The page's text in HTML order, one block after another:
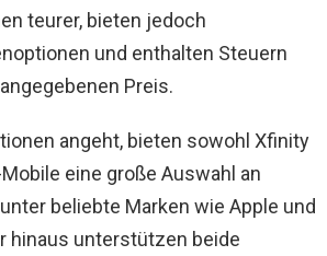
teurer, bieten jedoch
und enthalten Steuern
Preis.
angeht, bieten sowohl Xfinity
eine große Auswahl an
beliebte Marken wie Apple und
hinaus unterstützen beide